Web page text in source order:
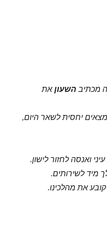
מכתיב השעוןאת
יחסית לשאר היום,
ואנסה לחזור לישון.
מיד לשירותים.
את מהלכינו.